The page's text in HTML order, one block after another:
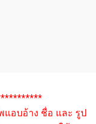
อบอ้าง ชื่อ และ รูป